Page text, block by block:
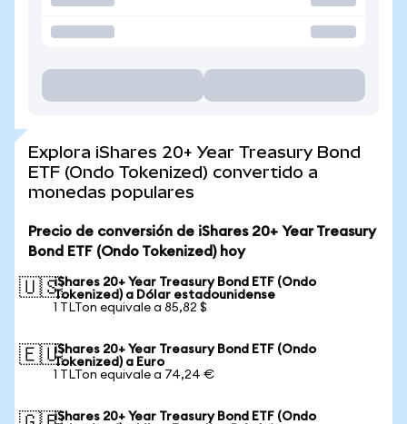
Explora iShares 20+ Year Treasury Bond
ETF (Ondo Tokenized) convertido a
monedas populares
Precio de conversión de iShares 20+ Year Treasury
Bond ETF (Ondo Tokenized) hoy
🇺🇸iShares 20+ Year Treasury Bond ETF (Ondo
Tokenized) a Dólar estadounidense
1 TLTon equivale a 85,82 $
🇪🇺iShares 20+ Year Treasury Bond ETF (Ondo
Tokenized) a Euro
1 TLTon equivale a 74,24 €
iShares 20+ Year Treasury Bond ETF (Ondo